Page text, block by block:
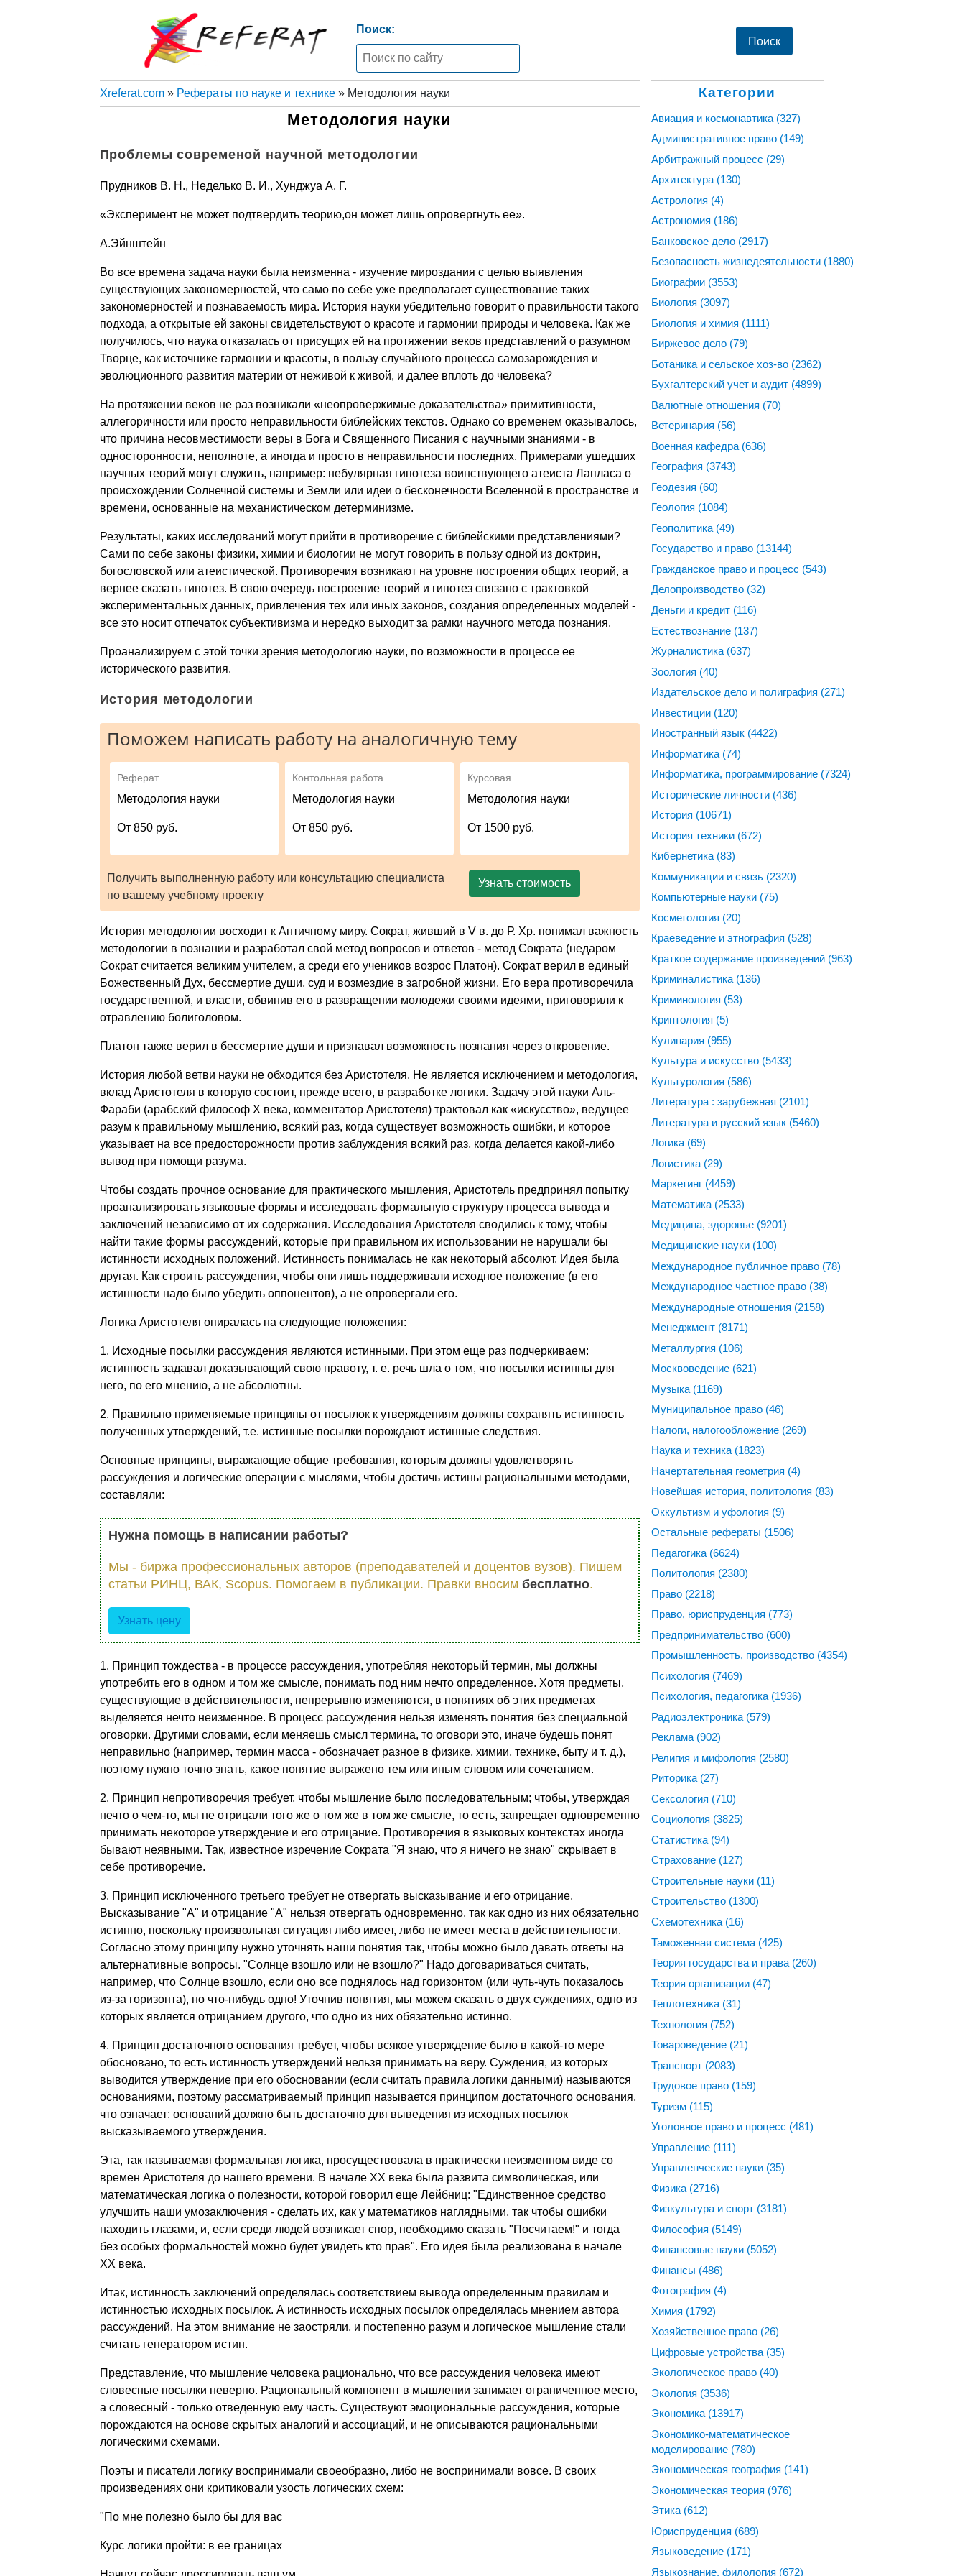
Поиск:
Xreferat.com» Рефераты по науке и технике» Методология науки
Методология науки
Проблемы современой научной методологии
Прудников В. Н., Неделько В. И., Хунджуа А. Г.
«Эксперимент не может подтвердить теорию,он может лишь опровергнуть ее».
А.Эйнштейн
Во все времена задача науки была неизменна - изучение мироздания с целью выявления
существующих закономерностей, что само по себе уже предполагает существование таких
закономерностей и познаваемость мира. История науки убедительно говорит о правильности такого
подхода, а открытые ей законы свидетельствуют о красоте и гармонии природы и человека. Как же
получилось, что наука отказалась от присущих ей на протяжении веков представлений о разумном
Творце, как источнике гармонии и красоты, в пользу случайного процесса самозарождения и
эволюционного развития материи от неживой к живой, и далее вплоть до человека?
На протяжении веков не раз возникали «неопровержимые доказательства» примитивности,
аллегоричности или просто неправильности библейских текстов. Однако со временем оказывалось,
что причина несовместимости веры в Бога и Священного Писания с научными знаниями - в
односторонности, неполноте, а иногда и просто в неправильности последних. Примерами ушедших
научных теорий могут служить, например: небулярная гипотеза воинствующего атеиста Лапласа о
происхождении Солнечной системы и Земли или идеи о бесконечности Вселенной в пространстве и
времени, основанные на механистическом детерминизме.
Результаты, каких исследований могут прийти в противоречие с библейскими представлениями?
Сами по себе законы физики, химии и биологии не могут говорить в пользу одной из доктрин,
богословской или атеистической. Противоречия возникают на уровне построения общих теорий, а
вернее сказать гипотез. В свою очередь построение теорий и гипотез связано с трактовкой
экспериментальных данных, привлечения тех или иных законов, создания определенных моделей -
все это носит отпечаток субъективизма и нередко выходит за рамки научного метода познания.
Проанализируем с этой точки зрения методологию науки, по возможности в процессе ее
исторического развития.
История методологии
Поможем написать работу на аналогичную тему
Реферат
Методология науки
От 850 руб.
Контольная работа
Методология науки
От 850 руб.
Курсовая
Методология науки
От 1500 руб.
Получить выполненную работу или консультацию специалиста
по вашему учебному проекту
Узнать стоимость
История методологии восходит к Античному миру. Сократ, живший в V в. до Р. Хр. понимал важность
методологии в познании и разработал свой метод вопросов и ответов - метод Сократа (недаром
Сократ считается великим учителем, а среди его учеников возрос Платон). Сократ верил в единый
Божественный Дух, бессмертие души, суд и возмездие в загробной жизни. Его вера противоречила
государственной, и власти, обвинив его в развращении молодежи своими идеями, приговорили к
отравлению болиголовом.
Платон также верил в бессмертие души и признавал возможность познания через откровение.
История любой ветви науки не обходится без Аристотеля. Не является исключением и методология,
вклад Аристотеля в которую состоит, прежде всего, в разработке логики. Задачу этой науки Аль-
Фараби (арабский философ Х века, комментатор Аристотеля) трактовал как «искусство», ведущее
разум к правильному мышлению, всякий раз, когда существует возможность ошибки, и которое
указывает на все предосторожности против заблуждения всякий раз, когда делается какой-либо
вывод при помощи разума.
Чтобы создать прочное основание для практического мышления, Аристотель предпринял попытку
проанализировать языковые формы и исследовать формальную структуру процесса вывода и
заключений независимо от их содержания. Исследования Аристотеля сводились к тому, чтобы
найти такие формы рассуждений, которые при правильном их использовании не нарушали бы
истинности исходных положений. Истинность понималась не как некоторый абсолют. Идея была
другая. Как строить рассуждения, чтобы они лишь поддерживали исходное положение (в его
истинности надо было убедить оппонентов), а не опровергали его.
Логика Аристотеля опиралась на следующие положения:
1. Исходные посылки рассуждения являются истинными. При этом еще раз подчеркиваем:
истинность задавал доказывающий свою правоту, т. е. речь шла о том, что посылки истинны для
него, по его мнению, а не абсолютны.
2. Правильно применяемые принципы от посылок к утверждениям должны сохранять истинность
полученных утверждений, т.е. истинные посылки порождают истинные следствия.
Основные принципы, выражающие общие требования, которым должны удовлетворять
рассуждения и логические операции с мыслями, чтобы достичь истины рациональными методами,
составляли:
Нужна помощь в написании работы?
Мы - биржа профессиональных авторов (преподавателей и доцентов вузов). Пишем
статьи РИНЦ, ВАК, Scopus. Помогаем в публикации. Правки вносим бесплатно.
Узнать цену
1. Принцип тождества - в процессе рассуждения, употребляя некоторый термин, мы должны
употребить его в одном и том же смысле, понимать под ним нечто определенное. Хотя предметы,
существующие в действительности, непрерывно изменяются, в понятиях об этих предметах
выделяется нечто неизменное. В процесс рассуждения нельзя изменять понятия без специальной
оговорки. Другими словами, если меняешь смысл термина, то оговори это, иначе будешь понят
неправильно (например, термин масса - обозначает разное в физике, химии, технике, быту и т. д.),
поэтому нужно точно знать, какое понятие выражено тем или иным словом или сочетанием.
2. Принцип непротиворечия требует, чтобы мышление было последовательным; чтобы, утверждая
нечто о чем-то, мы не отрицали того же о том же в том же смысле, то есть, запрещает одновременно
принимать некоторое утверждение и его отрицание. Противоречия в языковых контекстах иногда
бывают неявными. Так, известное изречение Сократа "Я знаю, что я ничего не знаю" скрывает в
себе противоречие.
3. Принцип исключенного третьего требует не отвергать высказывание и его отрицание.
Высказывание "А" и отрицание "А" нельзя отвергать одновременно, так как одно из них обязательно
истинно, поскольку произвольная ситуация либо имеет, либо не имеет места в действительности.
Согласно этому принципу нужно уточнять наши понятия так, чтобы можно было давать ответы на
альтернативные вопросы. "Солнце взошло или не взошло?" Надо договариваться считать,
например, что Солнце взошло, если оно все поднялось над горизонтом (или чуть-чуть показалось
из-за горизонта), но что-нибудь одно! Уточнив понятия, мы можем сказать о двух суждениях, одно из
которых является отрицанием другого, что одно из них обязательно истинно.
4. Принцип достаточного основания требует, чтобы всякое утверждение было в какой-то мере
обосновано, то есть истинность утверждений нельзя принимать на веру. Суждения, из которых
выводится утверждение при его обосновании (если считать правила логики данными) называются
основаниями, поэтому рассматриваемый принцип называется принципом достаточного основания,
что означает: оснований должно быть достаточно для выведения из исходных посылок
высказываемого утверждения.
Эта, так называемая формальная логика, просуществовала в практически неизменном виде со
времен Аристотеля до нашего времени. В начале ХХ века была развита символическая, или
математическая логика о полезности, которой говорил еще Лейбниц: "Единственное средство
улучшить наши умозаключения - сделать их, как у математиков наглядными, так чтобы ошибки
находить глазами, и, если среди людей возникает спор, необходимо сказать "Посчитаем!" и тогда
без особых формальностей можно будет увидеть кто прав". Его идея была реализована в начале
ХХ века.
Итак, истинность заключений определялась соответствием вывода определенным правилам и
истинностью исходных посылок. А истинность исходных посылок определялась мнением автора
рассуждений. На этом внимание не заостряли, и постепенно разум и логическое мышление стали
считать генератором истин.
Представление, что мышление человека рационально, что все рассуждения человека имеют
словесные посылки неверно. Рациональный компонент в мышлении занимает ограниченное место,
а словесный - только отведенную ему часть. Существуют эмоциональные рассуждения, которые
порождаются на основе скрытых аналогий и ассоциаций, и не описываются рациональными
логическими схемами.
Поэты и писатели логику воспринимали своеобразно, либо не воспринимали вовсе. В своих
произведениях они критиковали узость логических схем:
"По мне полезно было бы для вас
Курс логики пройти: в ее границах
Категории
Авиация и космонавтика (327)
Административное право (149)
Арбитражный процесс (29)
Архитектура (130)
Астрология (4)
Астрономия (186)
Банковское дело (2917)
Безопасность жизнедеятельности (1880)
Биографии (3553)
Биология (3097)
Биология и химия (1111)
Биржевое дело (79)
Ботаника и сельское хоз-во (2362)
Бухгалтерский учет и аудит (4899)
Валютные отношения (70)
Ветеринария (56)
Военная кафедра (636)
География (3743)
Геодезия (60)
Геология (1084)
Геополитика (49)
Государство и право (13144)
Гражданское право и процесс (543)
Делопроизводство (32)
Деньги и кредит (116)
Естествознание (137)
Журналистика (637)
Зоология (40)
Издательское дело и полиграфия (271)
Инвестиции (120)
Иностранный язык (4422)
Информатика (74)
Информатика, программирование (7324)
Исторические личности (436)
История (10671)
История техники (672)
Кибернетика (83)
Коммуникации и связь (2320)
Компьютерные науки (75)
Косметология (20)
Краеведение и этнография (528)
Краткое содержание произведений (963)
Криминалистика (136)
Криминология (53)
Криптология (5)
Кулинария (955)
Культура и искусство (5433)
Культурология (586)
Литература : зарубежная (2101)
Литература и русский язык (5460)
Логика (69)
Логистика (29)
Маркетинг (4459)
Математика (2533)
Медицина, здоровье (9201)
Медицинские науки (100)
Международное публичное право (78)
Международное частное право (38)
Международные отношения (2158)
Менеджмент (8171)
Металлургия (106)
Москвоведение (621)
Музыка (1169)
Муниципальное право (46)
Налоги, налогообложение (269)
Наука и техника (1823)
Начертательная геометрия (4)
Новейшая история, политология (83)
Оккультизм и уфология (9)
Остальные рефераты (1506)
Педагогика (6624)
Политология (2380)
Право (2218)
Право, юриспруденция (773)
Предпринимательство (600)
Промышленность, производство (4354)
Психология (7469)
Психология, педагогика (1936)
Радиоэлектроника (579)
Реклама (902)
Религия и мифология (2580)
Риторика (27)
Сексология (710)
Социология (3825)
Статистика (94)
Страхование (127)
Строительные науки (11)
Строительство (1300)
Схемотехника (16)
Таможенная система (425)
Теория государства и права (260)
Теория организации (47)
Теплотехника (31)
Технология (752)
Товароведение (21)
Транспорт (2083)
Трудовое право (159)
Туризм (115)
Уголовное право и процесс (481)
Управление (111)
Управленческие науки (35)
Физика (2716)
Физкультура и спорт (3181)
Философия (5149)
Финансовые науки (5052)
Финансы (486)
Фотография (4)
Химия (1792)
Хозяйственное право (26)
Цифровые устройства (35)
Экологическое право (40)
Экология (3536)
Экономика (13917)
Экономико-математическое
моделирование (780)
Экономическая география (141)
Экономическая теория (976)
Этика (612)
Юриспруденция (689)
Языковедение (171)
Языкознание, филология (672)